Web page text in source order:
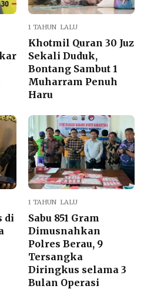
1 TAHUN LALU
Khotmil Quran 30 Juz
Sekali Duduk,
Bontang Sambut 1
Muharram Penuh
Haru
di
1 TAHUN LALU
Sabu 851 Gram
Dimusnahkan
Polres Berau, 9
Tersangka
Diringkus selama 3
Bulan Operasi